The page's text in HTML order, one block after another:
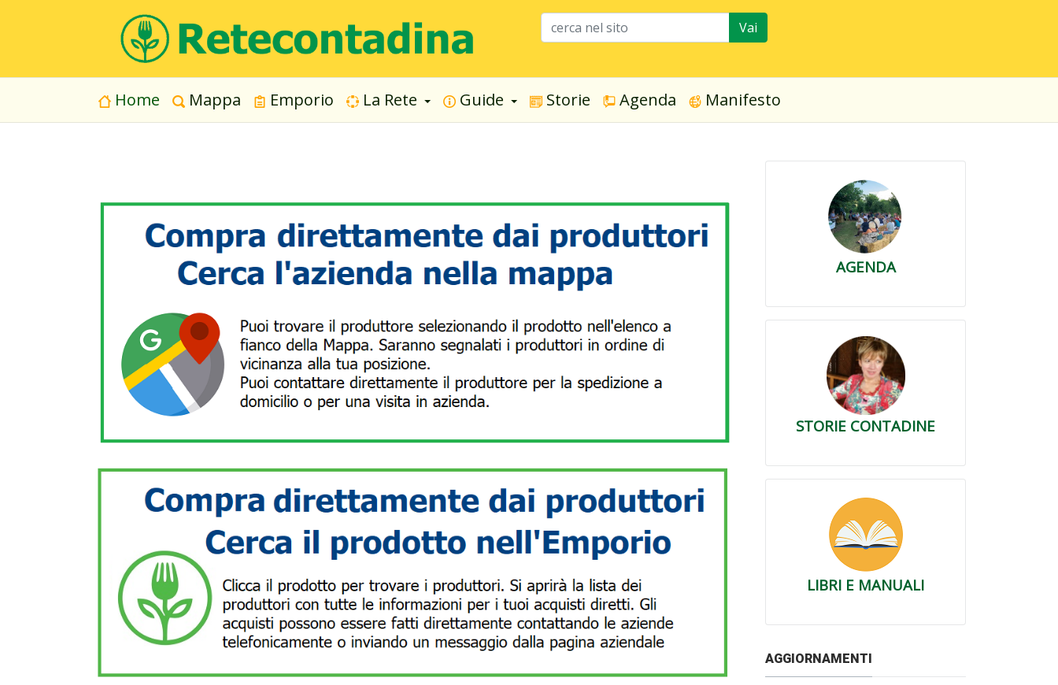
Vai
Home Mappa Emporio La Rete Guide Storie Agenda Manifesto
AGENDA
STORIE CONTADINE
LIBRI E MANUALI
AGGIORNAMENTI